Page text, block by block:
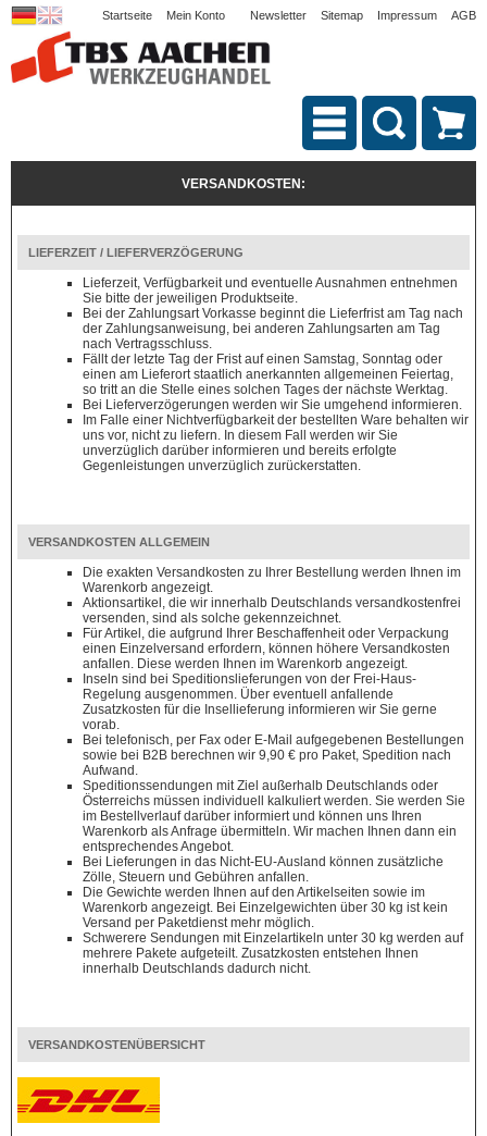
Startseite Mein Konto Newsletter Sitemap Impressum AGB
VERSANDKOSTEN:
LIEFERZEIT / LIEFERVERZÖGERUNG
Lieferzeit, Verfügbarkeit und eventuelle Ausnahmen entnehmen
Sie bitte der jeweiligen Produktseite.
Bei der Zahlungsart Vorkasse beginnt die Lieferfrist am Tag nach
der Zahlungsanweisung, bei anderen Zahlungsarten am Tag
nach Vertragsschluss.
Fällt der letzte Tag der Frist auf einen Samstag, Sonntag oder
einen am Lieferort staatlich anerkannten allgemeinen Feiertag,
so tritt an die Stelle eines solchen Tages der nächste Werktag.
Bei Lieferverzögerungen werden wir Sie umgehend informieren.
Im Falle einer Nichtverfügbarkeit der bestellten Ware behalten wir
uns vor, nicht zu liefern. In diesem Fall werden wir Sie
unverzüglich darüber informieren und bereits erfolgte
Gegenleistungen unverzüglich zurückerstatten.
VERSANDKOSTEN ALLGEMEIN
Die exakten Versandkosten zu Ihrer Bestellung werden Ihnen im
Warenkorb angezeigt.
Aktionsartikel, die wir innerhalb Deutschlands versandkostenfrei
versenden, sind als solche gekennzeichnet.
Für Artikel, die aufgrund Ihrer Beschaffenheit oder Verpackung
einen Einzelversand erfordern, können höhere Versandkosten
anfallen. Diese werden Ihnen im Warenkorb angezeigt.
Inseln sind bei Speditionslieferungen von der Frei-Haus-
Regelung ausgenommen. Über eventuell anfallende
Zusatzkosten für die Insellieferung informieren wir Sie gerne
vorab.
Bei telefonisch, per Fax oder E-Mail aufgegebenen Bestellungen
sowie bei B2B berechnen wir 9,90 € pro Paket, Spedition nach
Aufwand.
Speditionssendungen mit Ziel außerhalb Deutschlands oder
Österreichs müssen individuell kalkuliert werden. Sie werden Sie
im Bestellverlauf darüber informiert und können uns Ihren
Warenkorb als Anfrage übermitteln. Wir machen Ihnen dann ein
entsprechendes Angebot.
Bei Lieferungen in das Nicht-EU-Ausland können zusätzliche
Zölle, Steuern und Gebühren anfallen.
Die Gewichte werden Ihnen auf den Artikelseiten sowie im
Warenkorb angezeigt. Bei Einzelgewichten über 30 kg ist kein
Versand per Paketdienst mehr möglich.
Schwerere Sendungen mit Einzelartikeln unter 30 kg werden auf
mehrere Pakete aufgeteilt. Zusatzkosten entstehen Ihnen
innerhalb Deutschlands dadurch nicht.
VERSANDKOSTENÜBERSICHT